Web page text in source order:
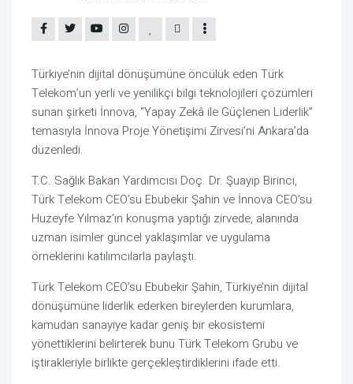
Türkiye’nin dijital dönüşümüne öncülük eden Türk
Telekom’un yerli ve yenilikçi bilgi teknolojileri çözümleri
sunan şirketi İnnova, “Yapay Zekâ ile Güçlenen Liderlik”
temasıyla İnnova Proje Yönetişimi Zirvesi’ni Ankara’da
düzenledi.
T.C. Sağlık Bakan Yardımcısı Doç. Dr. Şuayip Birinci,
Türk Telekom CEO’su Ebubekir Şahin ve İnnova CEO’su
Huzeyfe Yılmaz’ın konuşma yaptığı zirvede, alanında
uzman isimler güncel yaklaşımlar ve uygulama
örneklerini katılımcılarla paylaştı.
Türk Telekom CEO’su Ebubekir Şahin, Türkiye’nin dijital
dönüşümüne liderlik ederken bireylerden kurumlara,
kamudan sanayiye kadar geniş bir ekosistemi
yönettiklerini belirterek bunu Türk Telekom Grubu ve
iştirakleriyle birlikte gerçekleştirdiklerini ifade etti.